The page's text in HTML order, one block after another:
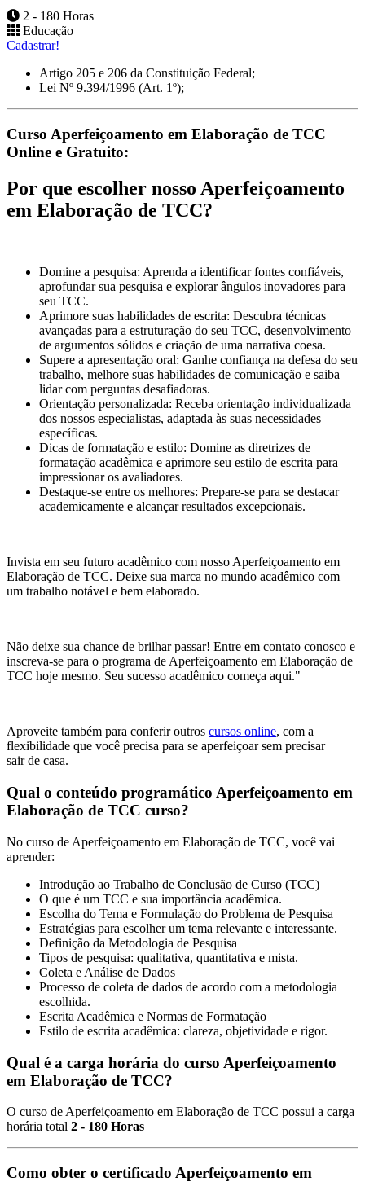
2 - 180 Horas
Educação
Cadastrar!
Artigo 205 e 206 da Constituição Federal;
Lei Nº 9.394/1996 (Art. 1º);
Curso Aperfeiçoamento em Elaboração de TCC
Online e Gratuito:
Por que escolher nosso Aperfeiçoamento
em Elaboração de TCC?
Domine a pesquisa: Aprenda a identificar fontes confiáveis,
aprofundar sua pesquisa e explorar ângulos inovadores para
seu TCC.
Aprimore suas habilidades de escrita: Descubra técnicas
avançadas para a estruturação do seu TCC, desenvolvimento
de argumentos sólidos e criação de uma narrativa coesa.
Supere a apresentação oral: Ganhe confiança na defesa do seu
trabalho, melhore suas habilidades de comunicação e saiba
lidar com perguntas desafiadoras.
Orientação personalizada: Receba orientação individualizada
dos nossos especialistas, adaptada às suas necessidades
específicas.
Dicas de formatação e estilo: Domine as diretrizes de
formatação acadêmica e aprimore seu estilo de escrita para
impressionar os avaliadores.
Destaque-se entre os melhores: Prepare-se para se destacar
academicamente e alcançar resultados excepcionais.
Invista em seu futuro acadêmico com nosso Aperfeiçoamento em
Elaboração de TCC. Deixe sua marca no mundo acadêmico com
um trabalho notável e bem elaborado.
Não deixe sua chance de brilhar passar! Entre em contato conosco e
inscreva-se para o programa de Aperfeiçoamento em Elaboração de
TCC hoje mesmo. Seu sucesso acadêmico começa aqui."
Aproveite também para conferir outros cursos online, com a
flexibilidade que você precisa para se aperfeiçoar sem precisar
sair de casa.
Qual o conteúdo programático Aperfeiçoamento em
Elaboração de TCC curso?
No curso de Aperfeiçoamento em Elaboração de TCC, você vai
aprender:
Introdução ao Trabalho de Conclusão de Curso (TCC)
O que é um TCC e sua importância acadêmica.
Escolha do Tema e Formulação do Problema de Pesquisa
Estratégias para escolher um tema relevante e interessante.
Definição da Metodologia de Pesquisa
Tipos de pesquisa: qualitativa, quantitativa e mista.
Coleta e Análise de Dados
Processo de coleta de dados de acordo com a metodologia
escolhida.
Escrita Acadêmica e Normas de Formatação
Estilo de escrita acadêmica: clareza, objetividade e rigor.
Qual é a carga horária do curso Aperfeiçoamento
em Elaboração de TCC?
O curso de Aperfeiçoamento em Elaboração de TCC possui a carga
horária total 2 - 180 Horas
Como obter o certificado Aperfeiçoamento em